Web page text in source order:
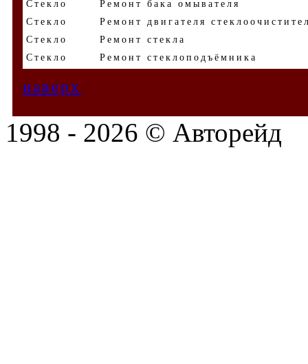
Стекло
Ремонт бака омывателя
Стекло
Ремонт двигателя
Стекло
Ремонт стекла
Стекло
Ремонт стеклоподъёмника
наверх
1998 - 2026 © Авторейд